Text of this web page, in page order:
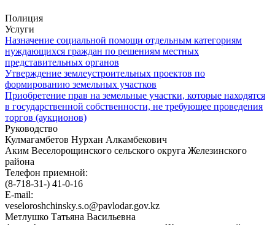
Полиция
Услуги
Назначение социальной помощи отдельным категориям
нуждающихся граждан по решениям местных
представительных органов
Утверждение землеустроительных проектов по
формированию земельных участков
Приобретение прав на земельные участки, которые находятся
в государственной собственности, не требующее проведения
торгов (аукционов)
Руководство
Кулмагамбетов Нурхан Алкамбекович
Аким Веселорощинского сельского округа Железинского
района
Телефон приемной:
(8-718-31-) 41-0-16
E-mail:
veseloroshchinsky.s.o@pavlodar.gov.kz
Метлушко Татьяна Васильевна